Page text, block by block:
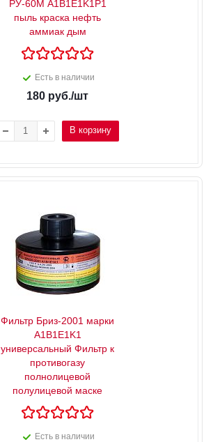
РУ-60М A1B1E1K1P1
пыль краска нефть
аммиак дым
Есть в наличии
180 руб./шт
В корзину
Фильтр Бриз-2001 марки
A1B1E1K1
универсальный Фильтр к
противогазу
полнолицевой
полулицевой маске
Есть в наличии